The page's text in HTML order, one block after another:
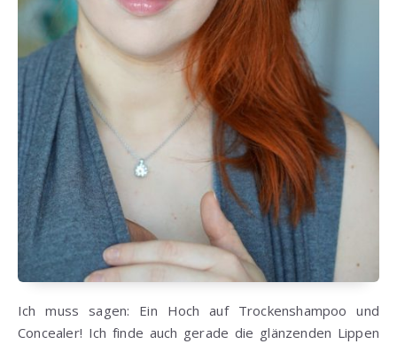
Ich muss sagen: Ein Hoch auf Trockenshampoo und
Concealer! Ich finde auch gerade die glänzenden Lippen